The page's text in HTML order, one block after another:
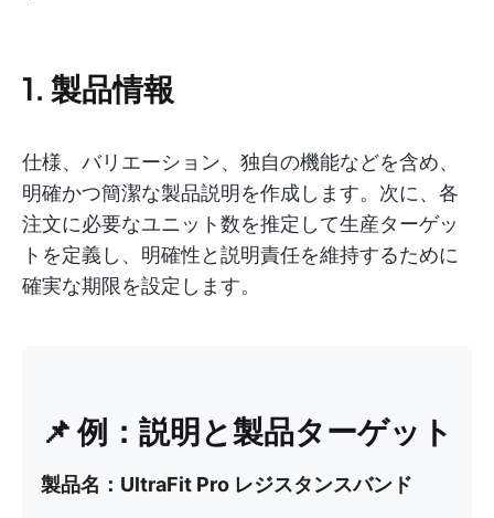
1. 製品情報
仕様、バリエーション、独自の機能などを含め、
明確かつ簡潔な製品説明を作成します。次に、各
注文に必要なユニット数を推定して生産ターゲッ
トを定義し、明確性と説明責任を維持するために
確実な期限を設定します。
📌 例：説明と製品ターゲット
製品名：UltraFit Pro レジスタンスバンド